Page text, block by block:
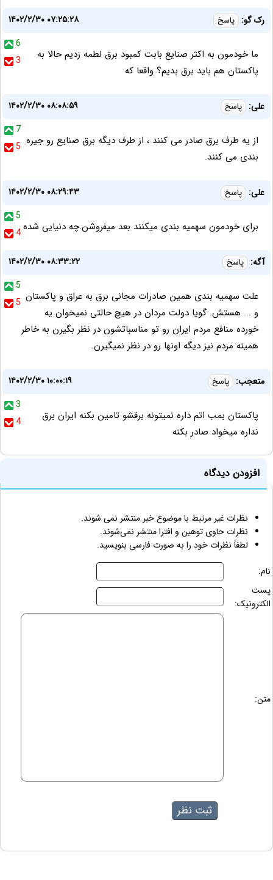
رک گو: پاسخ
۱۴۰۲/۲/۳۰ ۰۷:۲۵:۲۸
6
3
ما خودمون به اکثر صنایع بابت کمبود برق لطمه زدیم حالا به
پاکستان هم باید برق بدیم؟ واقعا که
علی: پاسخ
۱۴۰۲/۲/۳۰ ۰۸:۰۸:۵۹
7
5 از یه طرف برق صادر می کنند ، از طرف دیگه برق صنایع رو جیره
بندی می کنند.
علی: پاسخ
۱۴۰۲/۲/۳۰ ۰۸:۲۹:۴۳
5
4برای خودمون سهمیه بندی میکنند بعد میفروشن.چه دنیایی شده
آگه: پاسخ
۱۴۰۲/۲/۳۰ ۰۸:۳۳:۲۲
5
5 علت سهمیه بندی همین صادرات مجانی برق به عراق و پاکستان
و ... هستش. گویا دولت مردان در هیچ حالتی نمیخوان یه
خورده منافع مردم ایران رو تو مناسباتشون در نظر بگیرن به خاطر
همینه مردم نیز دیگه اونها رو در نظر نمیگیرن.
متعجب: پاسخ
۱۴۰۲/۲/۳۰ ۱۰:۰۰:۱۹
3
4
پاکستان بمب اتم داره نمیتونه برقشو تامین بکنه ایران برق
نداره میخواد صادر بکنه
افزودن دیدگاه
نظرات غیر مرتبط با موضوع خبر منتشر نمی شوند.
نظرات حاوی توهین و افترا منتشر نمی‌شوند.
لطفاً نظرات خود را به صورت فارسی بنویسید.
نام:
پست
الکترونیک:
متن: